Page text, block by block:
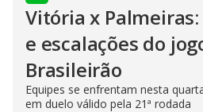
Vitória x
e escalações do
Brasileirão
Equipes se enfrentam nesta
em duelo válido pela 21ª rodada